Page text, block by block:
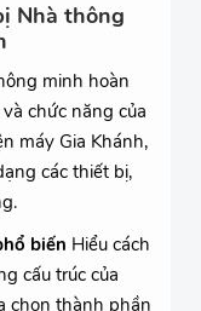
Nhà thông
minh hoàn
chức năng của
máy Gia Khánh,
các thiết bị,
biến Hiểu cách
cấu trúc của
chọn thành phần